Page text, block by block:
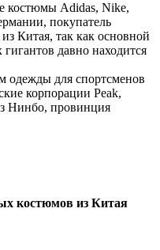
костюмы Adidas, Nike,
покупатель
Китая, так как основной
давно находится
одежды для спортсменов
корпорации Peak,
Нинбо, провинция
костюмов из Китая